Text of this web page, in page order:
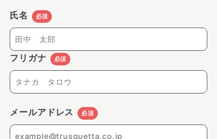
氏名 必須
フリガナ 必須
メールアドレス 必須